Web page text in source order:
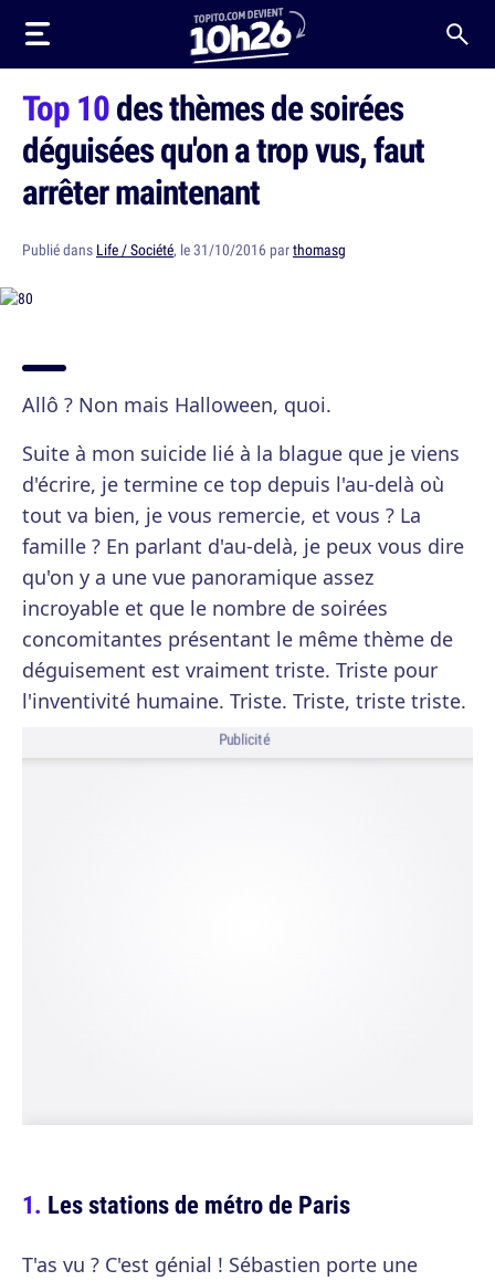
Top 10des thèmes de soirées
déguisées qu'on a trop vus, faut
arrêter maintenant
Publié dans Life / Société, le 31/10/2016 parthomasg
Allô ? Non mais Halloween, quoi.
Suite à mon suicide lié à la blague que je viens
d'écrire, je termine ce top depuis l'au-delà où
tout va bien, je vous remercie, et vous ? La
famille ? En parlant d'au-delà, je peux vous dire
qu'on y a une vue panoramique assez
incroyable et que le nombre de soirées
concomitantes présentant le même thème de
déguisement est vraiment triste. Triste pour
l'inventivité humaine. Triste. Triste, triste triste.
Publicité
Les stations de métro de Paris
T'as vu ? C'est génial ! Sébastien porte une